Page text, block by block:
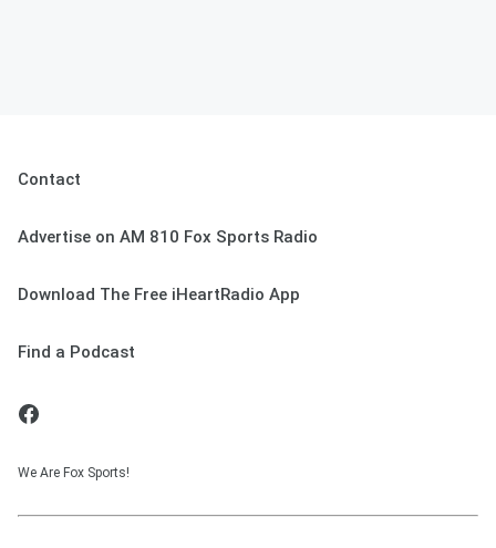
Contact
Advertise on AM 810 Fox Sports Radio
Download The Free iHeartRadio App
Find a Podcast
We Are Fox Sports!